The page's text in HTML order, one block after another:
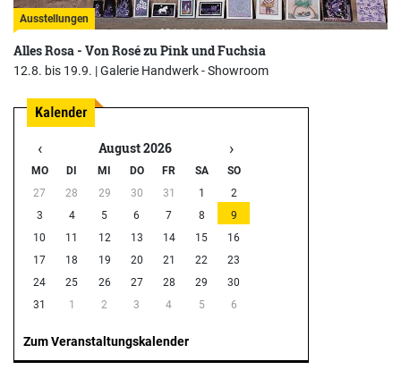
Ausstellungen
Alles Rosa - Von Rosé zu Pink und Fuchsia
12.8. bis 19.9. |Galerie Handwerk - Showroom
‹ August 2026 ›
MO DI MI DO FR SA
SO
27
28 29 30 31 1
2
3
4 5 6 7 8
9
10
11 12 13 14 15
16
17
18 19 20 21 22
23
24
25 26 27 28 29
30
31
1 2 3 4 5 6
Zum Veranstaltungskalender